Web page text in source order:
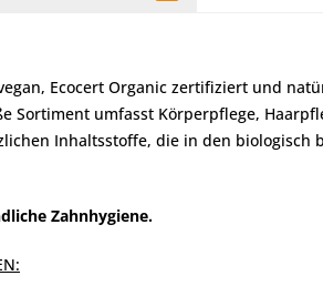
Ecocert Organic zertifiziert und
Sortiment umfasst Körperpflege,
Inhaltsstoffe, die in den biologisch
Zahnhygiene.